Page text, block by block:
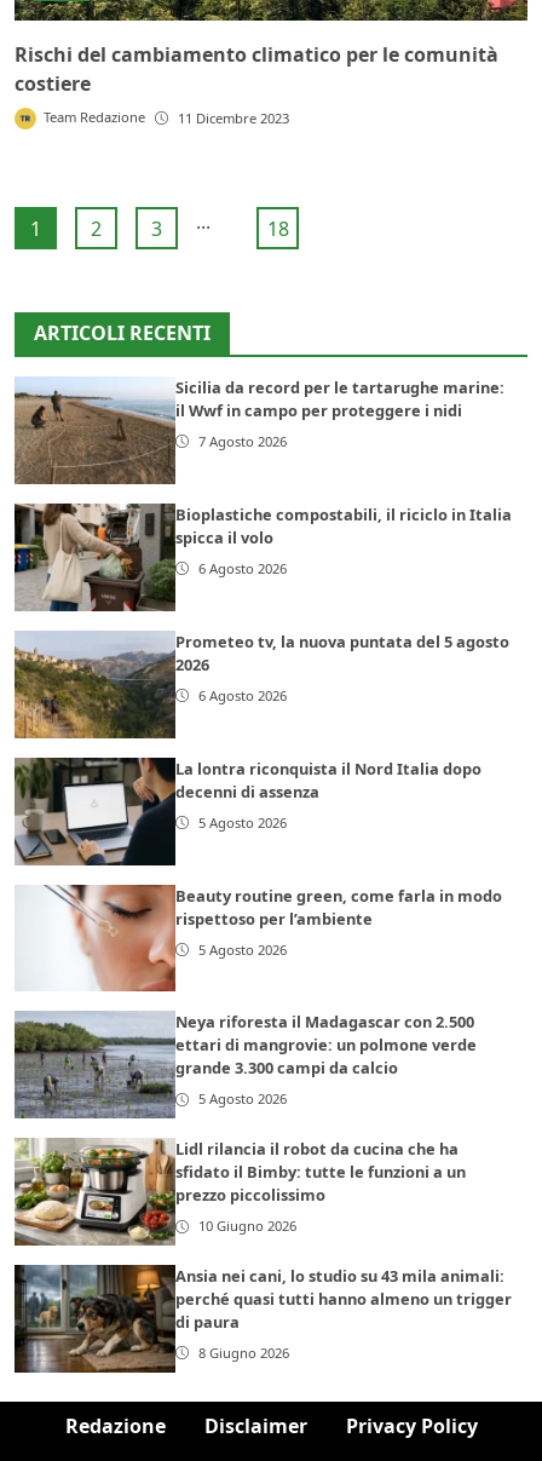
Rischi del cambiamento climatico per le comunità
costiere
Team Redazione 11 Dicembre 2023
1 2 3 ... 18
ARTICOLI RECENTI
Sicilia da record per le tartarughe marine:
il Wwf in campo per proteggere i nidi
7 Agosto 2026
Bioplastiche compostabili, il riciclo in Italia
spicca il volo
6 Agosto 2026
Prometeo tv, la nuova puntata del 5 agosto
2026
6 Agosto 2026
La lontra riconquista il Nord Italia dopo
decenni di assenza
5 Agosto 2026
Beauty routine green, come farla in modo
rispettoso per l’ambiente
5 Agosto 2026
Neya riforesta il Madagascar con 2.500
ettari di mangrovie: un polmone verde
grande 3.300 campi da calcio
5 Agosto 2026
Lidl rilancia il robot da cucina che ha
sfidato il Bimby: tutte le funzioni a un
prezzo piccolissimo
10 Giugno 2026
Ansia nei cani, lo studio su 43 mila animali:
perché quasi tutti hanno almeno un trigger
di paura
8 Giugno 2026
Redazione Disclaimer Privacy Policy